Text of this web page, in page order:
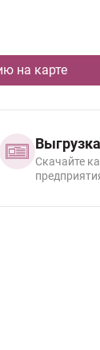
на карте
Cкачайте